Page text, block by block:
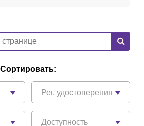
Сортировать:
Рег. удостоверения
Доступность